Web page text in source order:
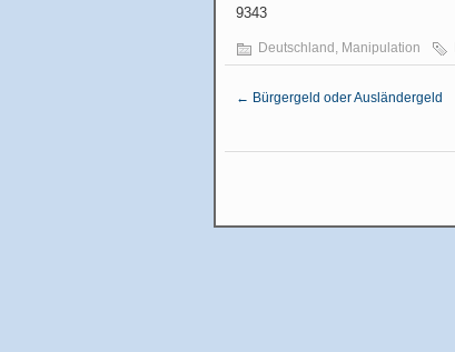
9343
Deutschland , Manipulation
← Bürgergeld oder Ausländergeld